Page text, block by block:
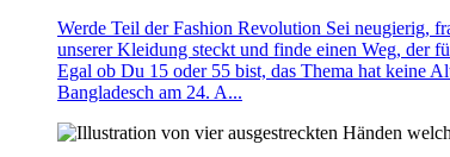
Werde Teil der Fashion Revolution Sei neugierig,
unserer Kleidung steckt und finde einen Weg, der
Egal ob Du 15 oder 55 bist, das Thema hat keine
Bangladesch am 24. A...